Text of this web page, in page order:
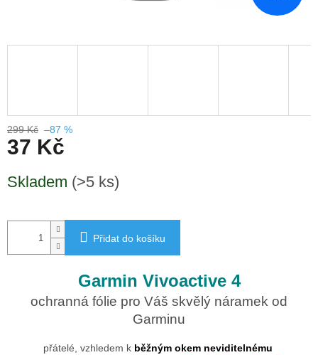
299 Kč –87 %
37 Kč
cena:
Skladem (>5 ks)
Přidat do košíku
Garmin Vivoactive 4
ochranná fólie pro Váš skvělý náramek od
Garminu
přátelé, vzhledem k běžným okem neviditelnému